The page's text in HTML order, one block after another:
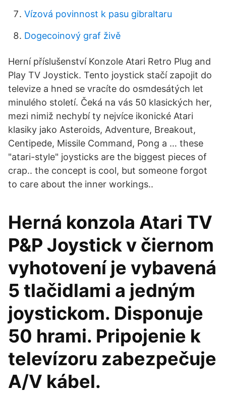
Vízová povinnost k pasu gibraltaru
Dogecoinový graf živě
Herní příslušenství Konzole Atari Retro Plug and
Play TV Joystick. Tento joystick stačí zapojit do
televize a hned se vracíte do osmdesátých let
minulého století. Čeká na vás 50 klasických her,
mezi nimiž nechybí ty nejvíce ikonické Atari
klasiky jako Asteroids, Adventure, Breakout,
Centipede, Missile Command, Pong a … these
"atari-style" joysticks are the biggest pieces of
crap.. the concept is cool, but someone forgot
to care about the inner workings..
Herná konzola Atari TV
P&P Joystick v čiernom
vyhotovení je vybavená
5 tlačidlami a jedným
joystickom. Disponuje
50 hrami. Pripojenie k
televízoru zabezpečuje
A/V kábel.